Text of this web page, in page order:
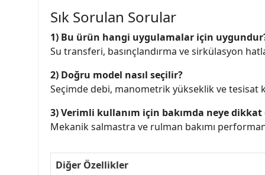
Sık Sorulan Sorular
1) Bu ürün hangi uygulamalar için
Su transferi, basınçlandırma ve sirkülasyon
2) Doğru model nasıl seçilir?
Seçimde debi, manometrik yükseklik ve tesisat
3) Verimli kullanım için bakımda neye
Mekanik salmastra ve rulman bakımı
Diğer Özellikler